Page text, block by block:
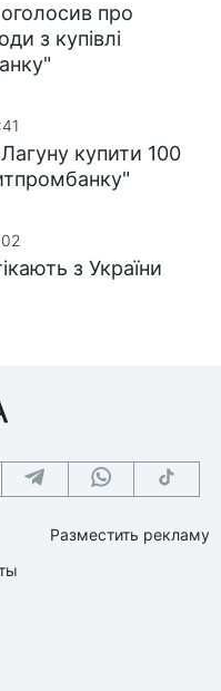
про
з купівлі
купити 100
з України
Разместить рекламу